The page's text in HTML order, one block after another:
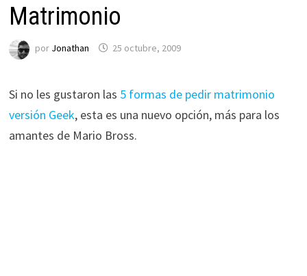
Matrimonio
por Jonathan 25 octubre, 2009
Si no les gustaron las 5 formas de pedir matrimonio
versión Geek, esta es una nuevo opción, más para los
amantes de Mario Bross.